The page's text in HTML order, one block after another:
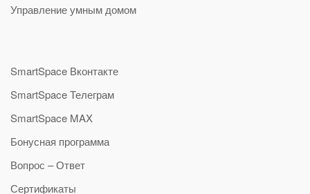
Управление умным домом
SmartSpace Вконтакте
SmartSpace Телеграм
SmartSpace MAX
Бонусная программа
Вопрос – Ответ
Сертификаты